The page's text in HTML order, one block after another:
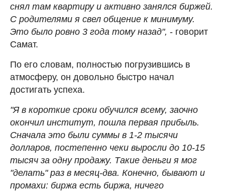
снял там квартиру и активно занялся биржей.
С родителями я свел общение к минимуму.
Это было ровно 3 года тому назад", - говорит
Самат.
По его словам, полностью погрузившись в
атмосферу, он довольно быстро начал
достигать успеха.
"Я в короткие сроки обучился всему, заочно
окончил институт, пошла первая прибыль.
Сначала это были суммы в 1-2 тысячи
долларов, постепенно чеки выросли до 10-15
тысяч за одну продажу. Такие деньги я мог
"делать" раз в месяц-два. Конечно, бывают и
промахи: биржа есть биржа, ничего